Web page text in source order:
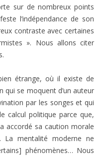
sur de nombreux points
l’indépendance de son
contraste avec certaines
». Nous allons citer
étrange, où il existe de
qui se moquent d’un auteur
par les songes et qui
calcul politique parce que,
accordé sa caution morale
La mentalité moderne ne
phénomènes… Nous